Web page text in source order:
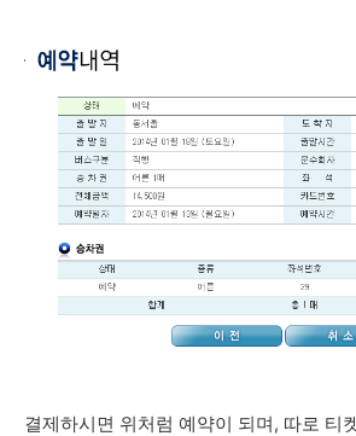
결제하시면 위처럼 예약이 되며, 따로 티